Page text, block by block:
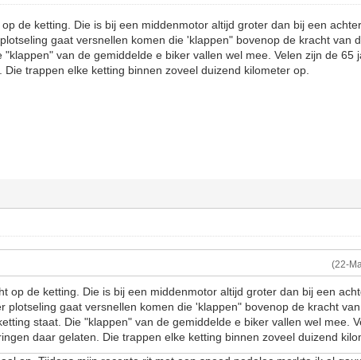
de ketting. Die is bij een middenmotor altijd groter dan bij een
gaat versnellen komen die 'klappen" bovenop de kracht van
van de gemiddelde e biker vallen wel mee. Velen zijn de 65
trappen elke ketting binnen zoveel duizend kilometer op.
(22-
op de ketting. Die is bij een middenmotor altijd groter dan bij een
plotseling gaat versnellen komen die 'klappen" bovenop de kracht
staat. Die "klappen" van de gemiddelde e biker vallen wel mee.
daar gelaten. Die trappen elke ketting binnen zoveel duizend